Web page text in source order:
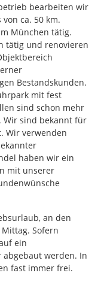
bearbeiten wir
ca. 50 km.
München tätig.
tätig und renovieren
Bestandskunden.
mit fest
sind schon mehr
Wir sind bekannt für
Wir verwenden
haben wir ein
mit unserer
an den
Sofern
ein
werden. In
fast immer frei.